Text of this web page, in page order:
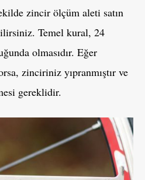
zincir ölçüm aleti satın
Temel kural, 24
olmasıdır. Eğer
zinciriniz yıpranmıştır ve
gereklidir.